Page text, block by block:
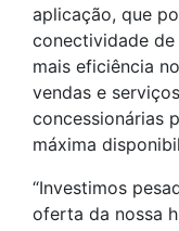
aplicação, que
conectividade de
mais eficiência
vendas e
concessionárias
máxima
“Investimos
oferta da nossa